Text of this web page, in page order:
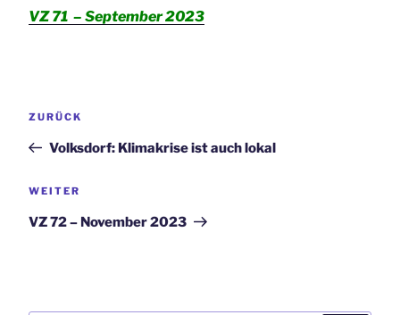
VZ 71 – September2023
Vorheriger
ZURÜCK
Volksdorf: Klimakrise ist auch lokal
Nächster
WEITER
VZ 72 – November 2023